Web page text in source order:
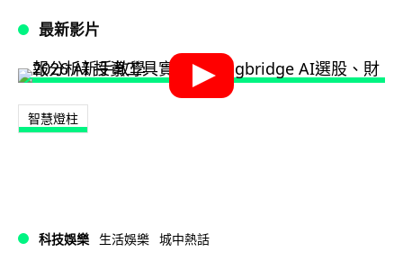
最新影片
智慧燈柱
科技娛樂 生活娛樂 城中熱話